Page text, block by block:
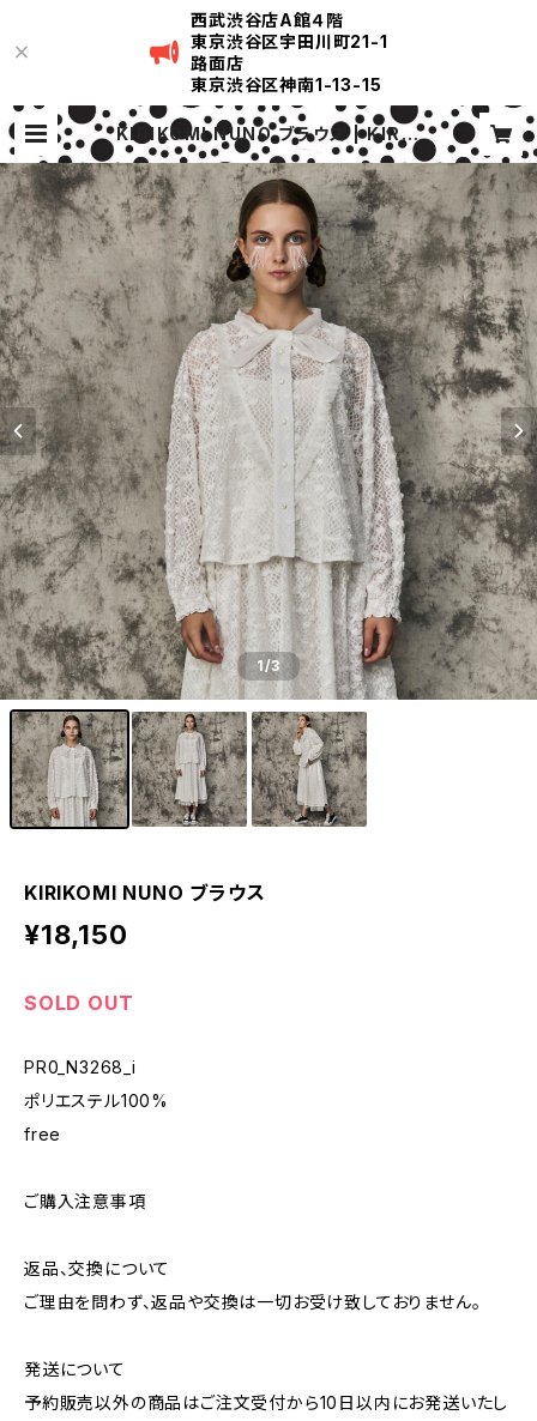
西武渋谷店A館４階
東京渋谷区宇田川町21-1
路面店
東京渋谷区神南1-13-15
KIRIKOMI NUNO ブラウス | KIRIK
OMI
1/3
KIRIKOMI NUNO ブラウス
¥18,150
SOLD OUT
PR0_N3268_i
ポリエステル100%
free
ご購入注意事項
返品、交換について
ご理由を問わず、返品や交換は一切お受け致しておりません。
発送について
予約販売以外の商品はご注文受付から10日以内にお発送いたし